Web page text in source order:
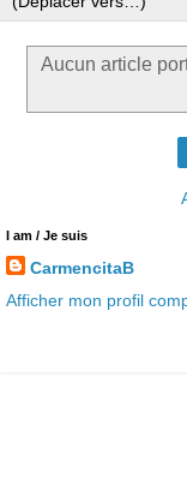
Aucun article
I am / Je suis
CarmencitaB
Afficher mon profil